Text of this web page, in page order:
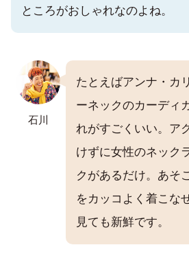
ところがおしゃれなのよね。
石川
たとえばアンナ・カ
ーネックのカーディ
れがすごくいい。ア
けずに女性のネック
クがあるだけ。あそ
をカッコよく着こな
見ても新鮮です。